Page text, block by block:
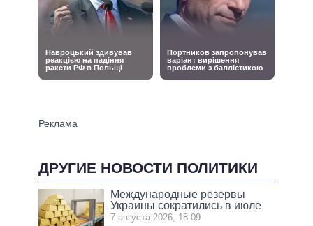
ДРУГИЕ НОВОСТИ ПОЛИТИКИ
Международные резервы
Украины сократились в июле
7 августа 2026, 18:09